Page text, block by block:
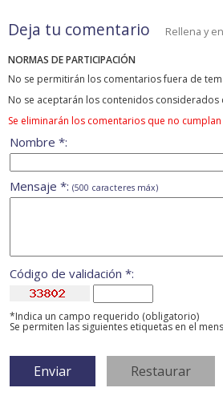
Deja tu comentario Rellena y
NORMAS DE PARTICIPACIÓN
No se permitirán los comentarios fuera de
No se aceptarán los contenidos
Se eliminarán los comentarios que no
Nombre *:
Mensaje *: (500 caracteres máx)
Código de validación *:
*Indica un campo requerido (obligatorio)
Se permiten las siguientes etiquetas en el